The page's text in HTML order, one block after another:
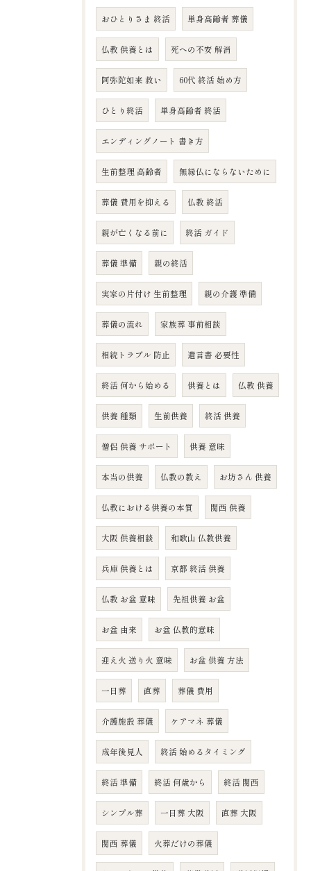
おひとりさま 終活 単身高齢者 葬儀
仏教 供養とは 死への不安 解消
阿弥陀如来 救い 60代 終活 始め方
ひとり終活 単身高齢者 終活
エンディングノート 書き方
生前整理 高齢者 無縁仏にならないために
葬儀 費用を抑える 仏教 終活
親が亡くなる前に 終活 ガイド
葬儀 準備 親の終活
実家の片付け 生前整理 親の介護 準備
葬儀の流れ 家族葬 事前相談
相続トラブル 防止 遺言書 必要性
終活 何から始める 供養とは 仏教 供養
供養 種類 生前供養 終活 供養
僧侶 供養 サポート 供養 意味
本当の供養 仏教の教え お坊さん 供養
仏教における供養の本質 関西 供養
大阪 供養相談 和歌山 仏教供養
兵庫 供養とは 京都 終活 供養
仏教 お盆 意味 先祖供養 お盆
お盆 由来 お盆 仏教的意味
迎え火 送り火 意味 お盆 供養 方法
一日葬 直葬 葬儀 費用
介護施設 葬儀 ケアマネ 葬儀
成年後見人 終活 始めるタイミング
終活 準備 終活 何歳から 終活 関西
シンプル葬 一日葬 大阪 直葬 大阪
関西 葬儀 火葬だけの葬儀